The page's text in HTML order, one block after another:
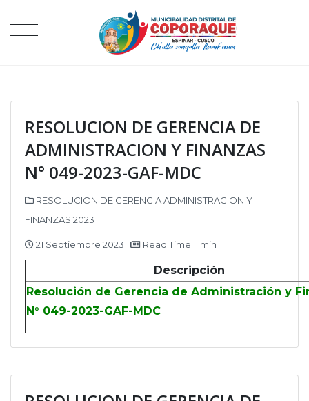
RESOLUCION DE GERENCIA DE
ADMINISTRACION Y FINANZAS
N° 049-2023-GAF-MDC
RESOLUCION DE GERENCIA ADMINISTRACION Y
FINANZAS 2023
21 Septiembre 2023 Read Time: 1 min
Descripción
Resolución de Gerencia de Administración y
N° 049-2023-GAF-MDC